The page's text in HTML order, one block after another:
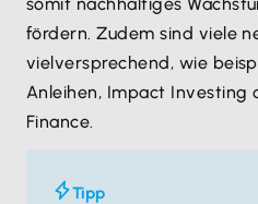
fördern. Zudem sind viele
vielversprechend, wie
Anleihen, Impact Investing
Finance.
Tipp